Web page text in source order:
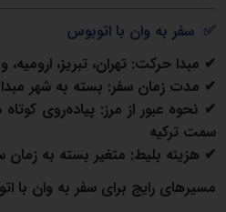
✅ سفر به وان با اتوبوس
✔ مبدا حرکت: تهران، تبریز،
✔ مدت زمان سفر: بسته به شهر مبدا
✔ نحوه عبور از مرز: پیاده‌روی
سمت ترکیه
✔ هزینه بلیط: متغیر بسته به
مسیرهای رایج برای سفر به وان با